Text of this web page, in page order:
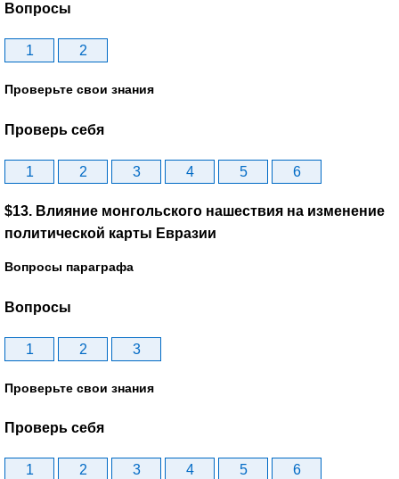
Вопросы
1 2
Проверьте свои знания
Проверь себя
1 2 3 4 5 6
$13. Влияние монгольского нашествия на изменение
политической карты Евразии
Вопросы параграфа
Вопросы
1 2 3
Проверьте свои знания
Проверь себя
1 2 3 4 5 6